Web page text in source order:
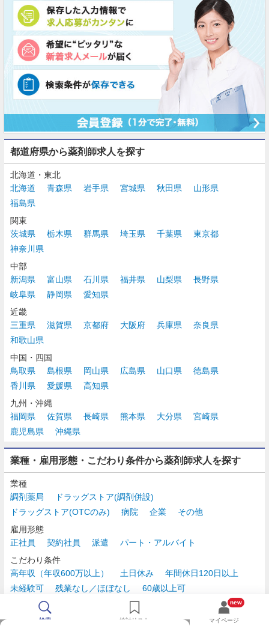
都道府県から薬剤師求人を探す
北海道・東北
北海道
青森県 岩手県 宮城県 秋田県
山形県
福島県
関東
茨城県
栃木県 群馬県 埼玉県 千葉県
東京都
神奈川県
中部
新潟県
富山県 石川県 福井県 山梨県
長野県
岐阜県
静岡県
愛知県
近畿
三重県
滋賀県 京都府 大阪府 兵庫県
奈良県
和歌山県
中国・四国
鳥取県
島根県 岡山県 広島県 山口県
徳島県
香川県
愛媛県
高知県
九州・沖縄
福岡県
佐賀県 長崎県 熊本県 大分県
宮崎県
鹿児島県
沖縄県
業種・雇用形態・こだわり条件から薬剤師求人を探す
業種
調剤薬局
ドラッグストア(調剤併設)
ドラッグストア(OTCのみ)
病院 企業
その他
雇用形態
正社員
契約社員 派遣
パート・アルバイト
こだわり条件
高年収（年収600万以上）
土日休み
年間休日120日以上
未経験可
残業なし／ほぼなし
60歳以上可
時給2,500円以上
検索 検討リスト
new
マイページ